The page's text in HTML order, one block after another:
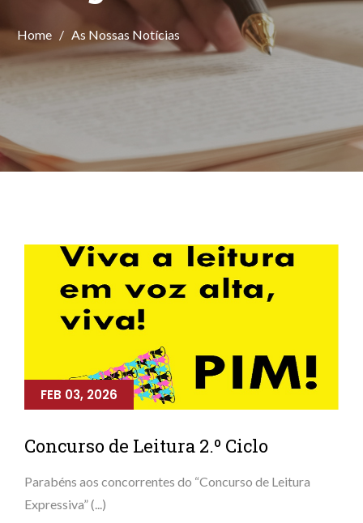
Home / As Nossas Notícias
FEB 03, 2026
Concurso de Leitura 2.º Ciclo
Parabéns aos concorrentes do “Concurso de Leitura
Expressiva” (...)